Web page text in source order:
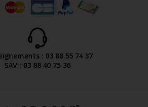
: 03 88 55 74 37
SAV : 03 88 40 75 36